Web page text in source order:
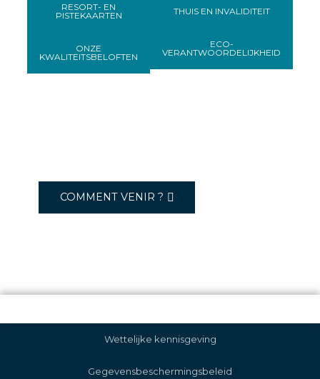
RESORT- EN
PISTEKAARTEN
ONZE
KWALITEITSBELOFTEN
THUIS EN INVALIDITEIT
ECO-
VERANTWOORDELIJKHEID
COMMENT VENIR ?
Wettelijke kennisgeving
Gegevensbeschermingsbeleid